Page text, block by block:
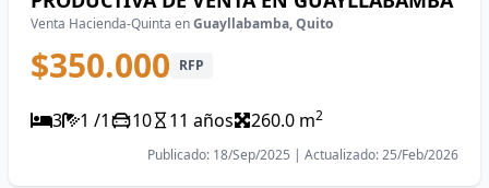
Venta Hacienda-Quinta enGuayllabamba, Quito
$350.000 RFP
3 1 /1 10 11 años 260.0 m2
Publicado: 18/Sep/2025 | Actualizado: 25/Feb/2026